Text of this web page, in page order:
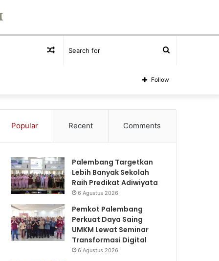
Search
Random
Follow
Popular Recent Comments
Palembang Targetkan
Lebih Banyak Sekolah
Raih Predikat Adiwiyata
6 Agustus 2026
Pemkot Palembang
Perkuat Daya Saing
UMKM Lewat Seminar
Transformasi Digital
6 Agustus 2026